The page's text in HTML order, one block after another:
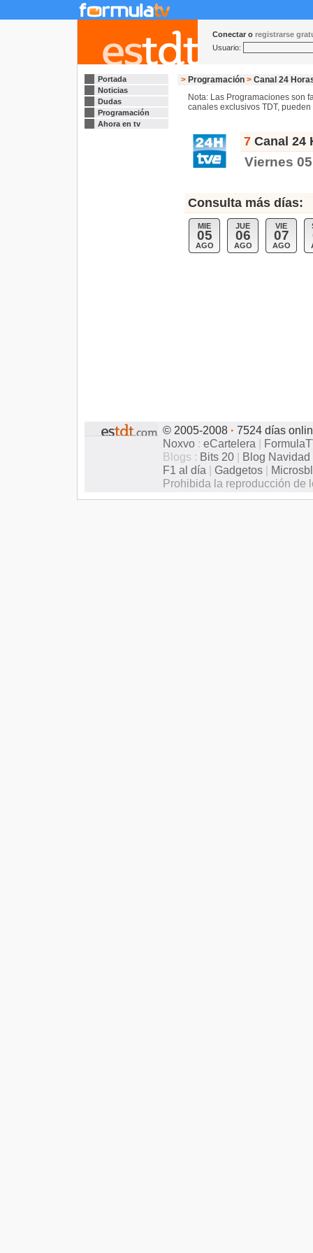
Conectar o registrarse
Usuario:
Portada
Noticias
Dudas
Programación
Ahora en tv
> Programación > Canal 24
Nota: Las Programaciones son
canales exclusivos TDT,
7 Canal 24
Viernes
Consulta más días:
MIE
05
AGO
JUE
06
AGO
VIE
07
AGO
© 2005-2008 · 7524 días
Noxvo : eCartelera |
Blogs : Bits 20 | Blog Navidad
F1 al día | Gadgetos |
Prohibida la reproducción de